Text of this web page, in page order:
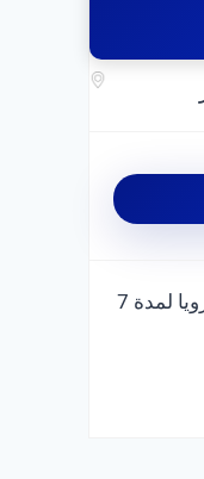
عرض عيد الاضحى من كروز ارويا لمدة 7